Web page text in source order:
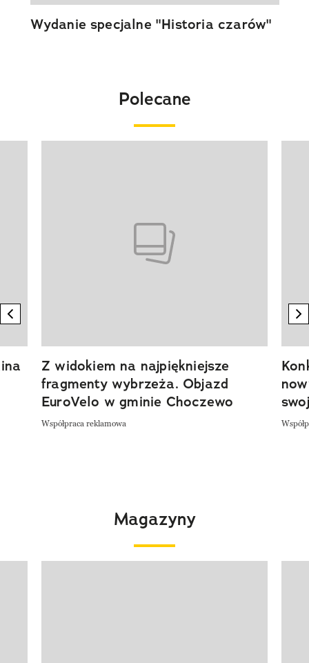
Wydanie specjalne "Historia czarów"
Polecane
previous element
Z widokiem na najpiękniejsze
fragmenty wybrzeża. Objazd
EuroVelo w gminie Choczewo
Współpraca reklamowa
Magazyny